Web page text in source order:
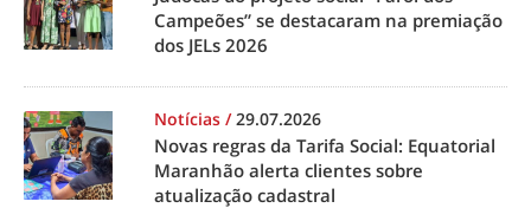
Campeões” se destacaram na premiação
dos JELs 2026
Notícias /29.07.2026
Novas regras da Tarifa Social: Equatorial
Maranhão alerta clientes sobre
atualização cadastral